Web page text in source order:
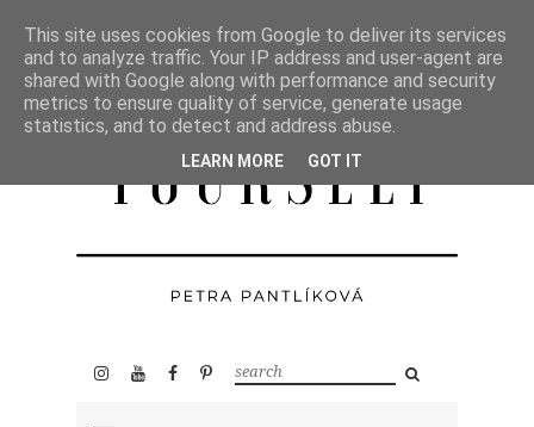
This site uses cookies from Google to deliver its services
and to analyze traffic. Your IP address and user-agent are
shared with Google along with performance and security
metrics to ensure quality of service, generate usage
statistics, and to detect and address abuse.
LEARN MORE GOT IT